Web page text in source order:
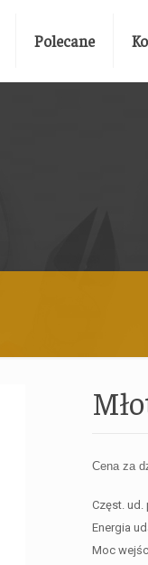
Polecane
Cena za
Częst. ud.
Energia
Moc